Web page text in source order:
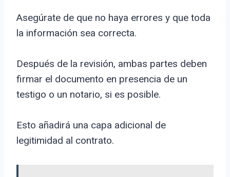
Asegúrate de que no haya errores y que toda
la información sea correcta.
Después de la revisión, ambas partes deben
firmar el documento en presencia de un
testigo o un notario, si es posible.
Esto añadirá una capa adicional de
legitimidad al contrato.